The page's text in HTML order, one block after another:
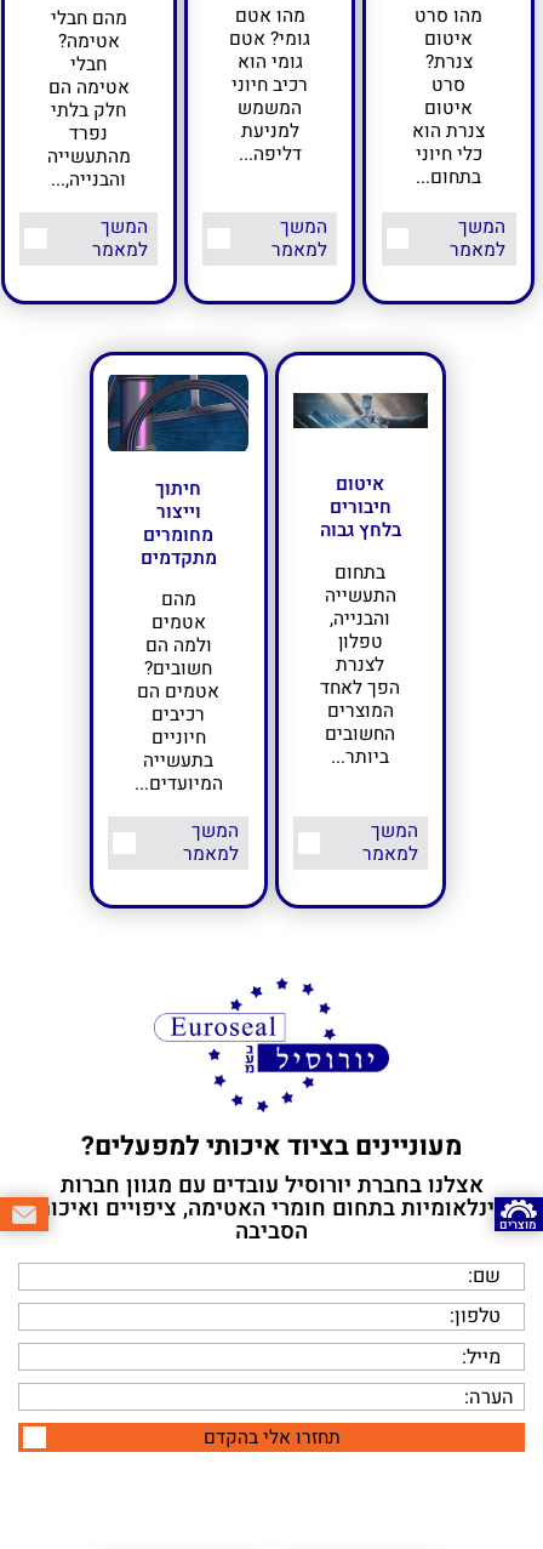
מוצרים
מהו סרט
איטום
צנרת?
סרט
איטום
צנרת הוא
כלי חיוני
בתחום...
המשך
למאמר
מהו אטם
גומי? אטם
גומי הוא
רכיב חיוני
המשמש
למניעת
דליפה...
המשך
למאמר
מהם חבלי
אטימה?
חבלי
אטימה הם
חלק בלתי
נפרד
מהתעשייה
והבנייה,...
המשך
למאמר
איטום
חיבורים
בלחץ גבוה
בתחום
התעשייה
והבנייה,
טפלון
לצנרת
הפך לאחד
המוצרים
החשובים
ביותר...
המשך
למאמר
חיתוך
וייצור
מחומרים
מתקדמים
מהם
אטמים
ולמה הם
חשובים?
אטמים הם
רכיבים
חיוניים
בתעשייה
המיועדים...
המשך
למאמר
מעוניינים בציוד איכותי למפעלים?
אצלנו בחברת יורוסיל עובדים עם מגוון חברות
בינלאומיות בתחום חומרי האטימה, ציפויים ואיכות
הסביבה
תחזרו אלי בהקדם